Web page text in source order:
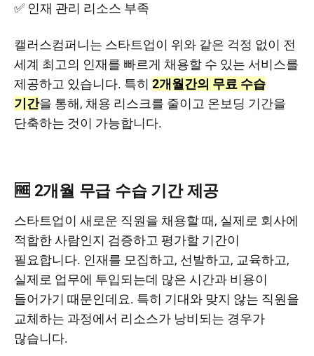
✅ 인재 관리 리소스 부족
캘러스컴퍼니는 스타트업이 위와 같은 걱정 없이 전
세계 최고의 인재를 빠르게 채용할 수 있는 서비스를
제공하고 있습니다. 특히 2개월간의 무료 수습
기간을 통해, 채용 리스크를 줄이고 온보딩 기간을
단축하는 것이 가능합니다.
🆓 2개월 무급 수습 기간 제공
스타트업이 새로운 직원을 채용할 때, 실제로 회사에
적합한 사람인지 검증하고 평가할 기간이
필요합니다. 인재를 모집하고, 선발하고, 교육하고,
실제로 업무에 투입되는데 많은 시간과 비용이
들어가기 때문인데요. 특히 기대와 맞지 않는 직원을
교체하는 과정에서 리소스가 낭비되는 경우가
많습니다.